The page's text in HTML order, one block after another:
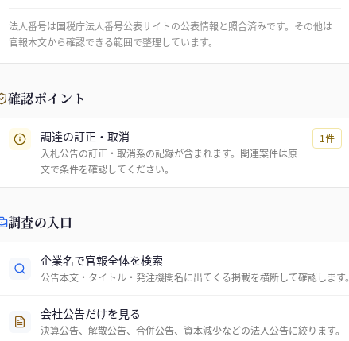
法人番号は国税庁法人番号公表サイトの公表情報と照合済みです。その他は
官報本文から確認できる範囲で整理しています。
確認ポイント
調達の訂正・取消
入札公告の訂正・取消系の記録が含まれます。関連案件は原
文で条件を確認してください。
1件
調査の入口
企業名で官報全体を検索
公告本文・タイトル・発注機関名に出てくる掲載を横断して確認します。
会社公告だけを見る
決算公告、解散公告、合併公告、資本減少などの法人公告に絞ります。